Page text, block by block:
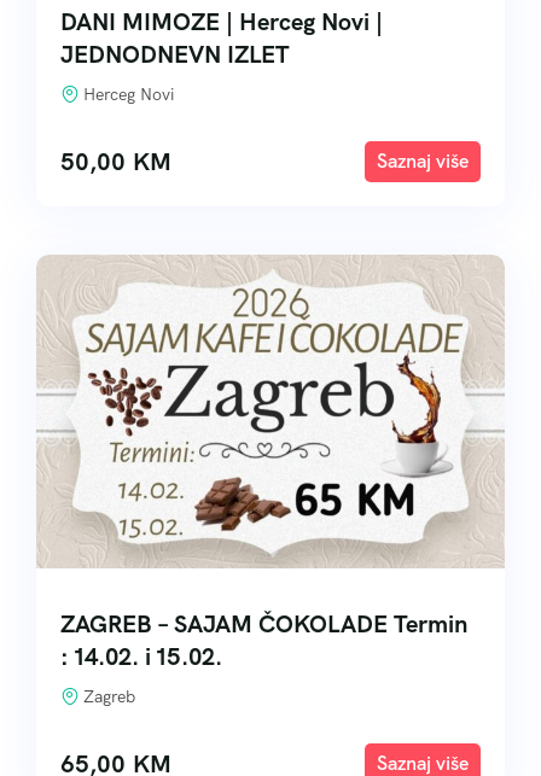
DANI MIMOZE | Herceg Novi |
JEDNODNEVN IZLET
Herceg Novi
50,00 KM Explore
ZAGREB – SAJAM ČOKOLADE Termin
: 14.02. i 15.02.
Zagreb
65,00 KM Explore